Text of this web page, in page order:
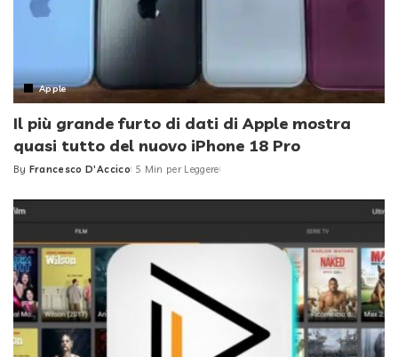
Apple
Il più grande furto di dati di Apple mostra
quasi tutto del nuovo iPhone 18 Pro
Posted
By Francesco D'Accico 5 Min per Leggere